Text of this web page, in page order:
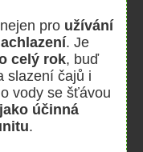
pro užívání
. Je
celý rok, buď
slazení čajů i
vody se šťávou
účinná
.